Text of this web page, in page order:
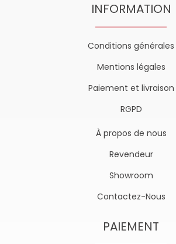
INFORMATION
Conditions générales
Mentions légales
Paiement et livraison
RGPD
À propos de nous
Revendeur
Showroom
Contactez-Nous
PAIEMENT